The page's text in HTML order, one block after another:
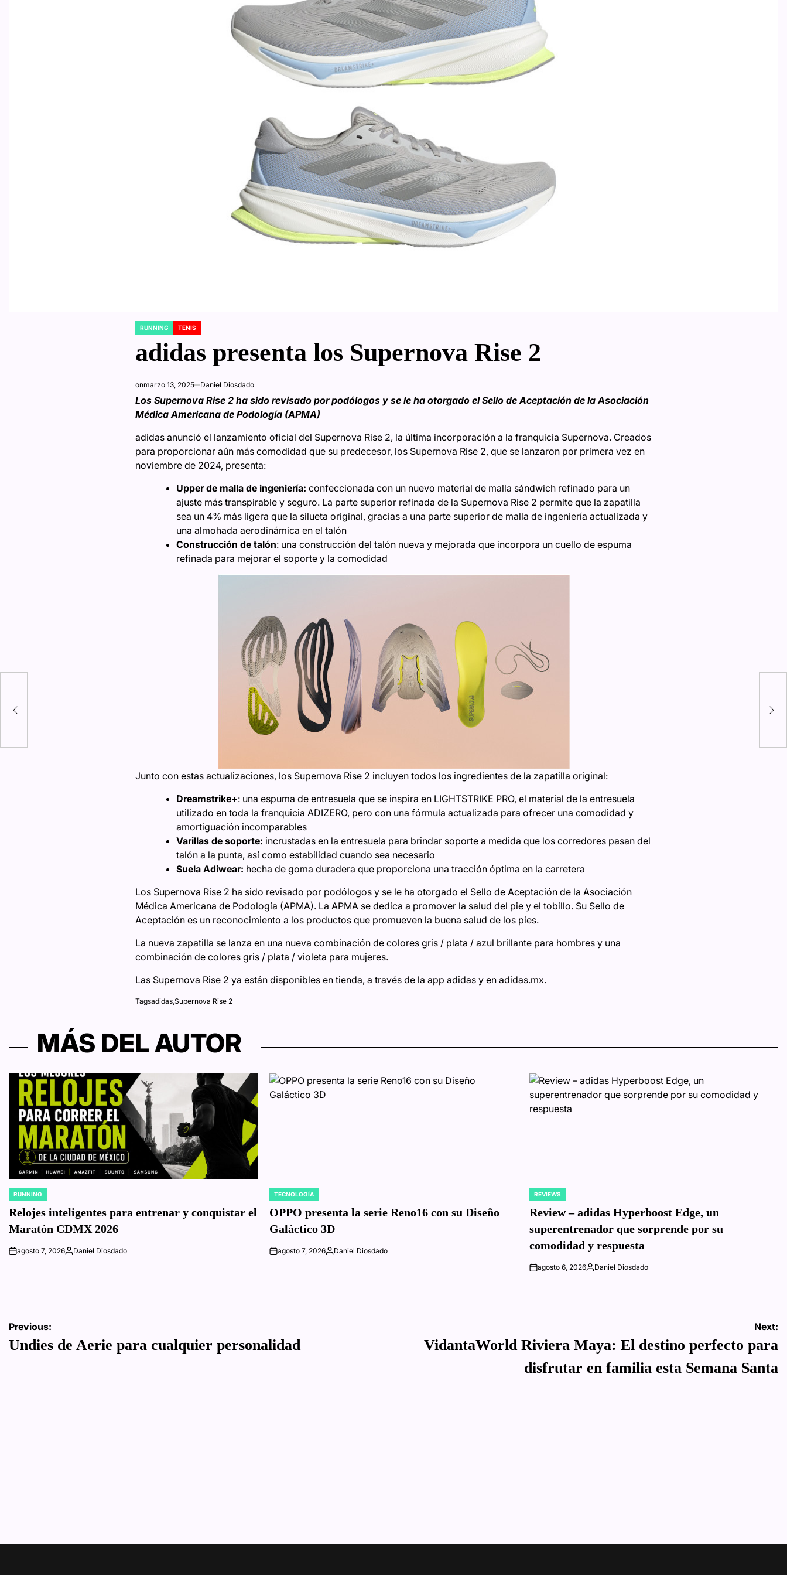
POSTED
RUNNING TENIS
adidas presenta los Supernova Rise 2
onmarzo 13, 2025 Daniel Diosdado
Los Supernova Rise 2 ha sido revisado por podólogos y se le ha otorgado el Sello de Aceptación de la Asociación
Médica Americana de Podología (APMA)
adidas anunció el lanzamiento oficial del Supernova Rise 2, la última incorporación a la franquicia Supernova. Creados
para proporcionar aún más comodidad que su predecesor, los Supernova Rise 2, que se lanzaron por primera vez en
noviembre de 2024, presenta:
Upper de malla de ingeniería: confeccionada con un nuevo material de malla sándwich refinado para un
ajuste más transpirable y seguro. La parte superior refinada de la Supernova Rise 2 permite que la zapatilla
sea un 4% más ligera que la silueta original, gracias a una parte superior de malla de ingeniería actualizada y
una almohada aerodinámica en el talón
Construcción de talón: una construcción del talón nueva y mejorada que incorpora un cuello de espuma
refinada para mejorar el soporte y la comodidad
Junto con estas actualizaciones, los Supernova Rise 2 incluyen todos los ingredientes de la zapatilla original:
Dreamstrike+: una espuma de entresuela que se inspira en LIGHTSTRIKE PRO, el material de la entresuela
utilizado en toda la franquicia ADIZERO, pero con una fórmula actualizada para ofrecer una comodidad y
amortiguación incomparables
Varillas de soporte: incrustadas en la entresuela para brindar soporte a medida que los corredores pasan del
talón a la punta, así como estabilidad cuando sea necesario
Suela Adiwear: hecha de goma duradera que proporciona una tracción óptima en la carretera
Los Supernova Rise 2 ha sido revisado por podólogos y se le ha otorgado el Sello de Aceptación de la Asociación
Médica Americana de Podología (APMA). La APMA se dedica a promover la salud del pie y el tobillo. Su Sello de
Aceptación es un reconocimiento a los productos que promueven la buena salud de los pies.
La nueva zapatilla se lanza en una nueva combinación de colores gris / plata / azul brillante para hombres y una
combinación de colores gris / plata / violeta para mujeres.
Las Supernova Rise 2 ya están disponibles en tienda, a través de la app adidas y en adidas.mx.
Tagsadidas,Supernova Rise 2
MÁS DEL AUTOR
POSTED
RUNNING
Relojes inteligentes para entrenar y conquistar el
Maratón CDMX 2026
onagosto 7, 2026Posted
Daniel Diosdado
POSTED
TECNOLOGÍA
OPPO presenta la serie Reno16 con su Diseño
Galáctico 3D
onagosto 7, 2026Posted
Daniel Diosdado
POSTED
REVIEWS
Review – adidas Hyperboost Edge, un
superentrenador que sorprende por su
comodidad y respuesta
onagosto 6, 2026Posted
Daniel Diosdado
Navegación
de
Previous:
Undies de Aerie para cualquier personalidad
Next:
VidantaWorld Riviera Maya: El destino perfecto para
disfrutar en familia esta Semana Santa